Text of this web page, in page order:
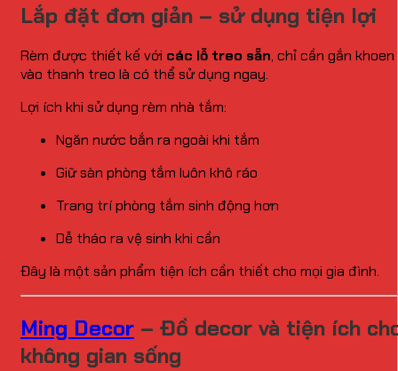
Lắp đặt đơn giản – sử dụng tiện lợi
Rèm được thiết kế với các lỗ treo sẵn, chỉ cần gắn khoen
vào thanh treo là có thể sử dụng ngay.
Lợi ích khi sử dụng rèm nhà tắm:
Ngăn nước bắn ra ngoài khi tắm
Giữ sàn phòng tắm luôn khô ráo
Trang trí phòng tắm sinh động hơn
Dễ tháo ra vệ sinh khi cần
Đây là một sản phẩm tiện ích cần thiết cho mọi gia đình.
Ming Decor – Đồ decor và tiện ích
không gian sống